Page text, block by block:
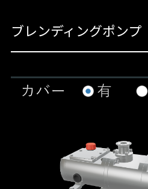
ブレンディングポンプ